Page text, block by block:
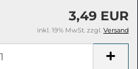
3,49 EUR
inkl. 19% MwSt. zzgl. Versand